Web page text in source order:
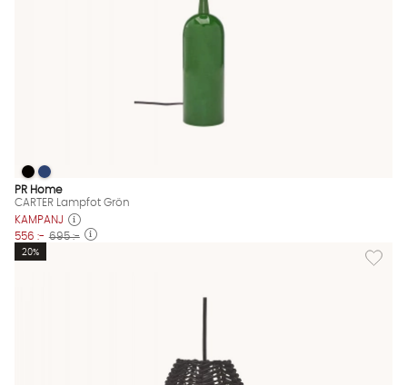
CARTER Lampfot Grön Finns även i dessa färger:
CARTER Lampfot Grön
CARTER Lampfot Grön
PR Home
CARTER Lampfot Grön
KAMPANJ
556 :- 695 :-
Lägg
20%